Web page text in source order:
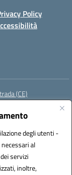
degli utenti -
al
servizi
inoltre,
Policy
(CE)
istsc_ceic86700d